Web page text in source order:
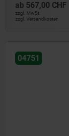
ab 567,00 CHF
zzgl. MwSt.
zzgl. Versandkosten
04751